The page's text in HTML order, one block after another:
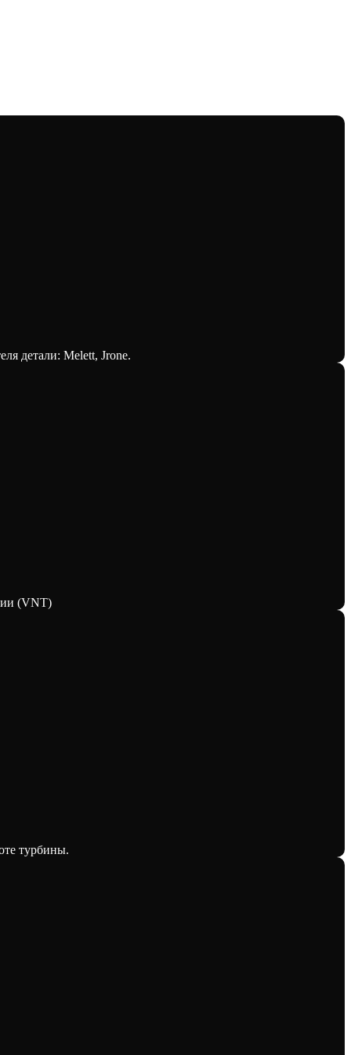
детали: Melett, Jrone.
(VNT)
турбины.